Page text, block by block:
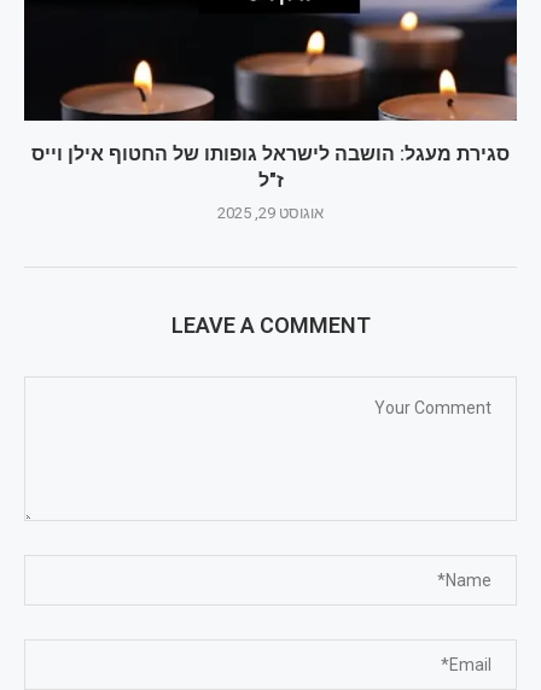
סגירת מעגל: הושבה לישראל גופותו של החטוף אילן וייס
ז"ל
אוגוסט 29, 2025
LEAVE A COMMENT